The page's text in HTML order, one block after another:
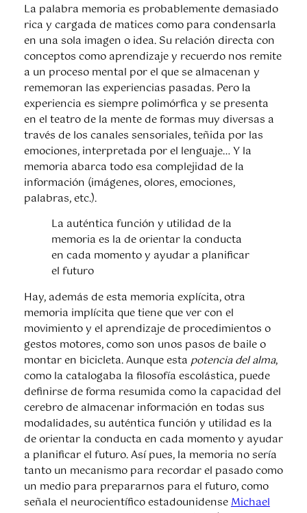
La palabra memoria es probablemente demasiado
rica y cargada de matices como para condensarla
en una sola imagen o idea. Su relación directa con
conceptos como aprendizaje y recuerdo nos remite
a un proceso mental por el que se almacenan y
rememoran las experiencias pasadas. Pero la
experiencia es siempre polimórfica y se presenta
en el teatro de la mente de formas muy diversas a
través de los canales sensoriales, teñida por las
emociones, interpretada por el lenguaje… Y la
memoria abarca todo esa complejidad de la
información (imágenes, olores, emociones,
palabras, etc.).
La auténtica función y utilidad de la
memoria es la de orientar la conducta
en cada momento y ayudar a planificar
el futuro
Hay, además de esta memoria explícita, otra
memoria implícita que tiene que ver con el
movimiento y el aprendizaje de procedimientos o
gestos motores, como son unos pasos de baile o
montar en bicicleta. Aunque esta potencia del alma,
como la catalogaba la filosofía escolástica, puede
definirse de forma resumida como la capacidad del
cerebro de almacenar información en todas sus
modalidades, su auténtica función y utilidad es la
de orientar la conducta en cada momento y ayudar
a planificar el futuro. Así pues, la memoria no sería
tanto un mecanismo para recordar el pasado como
un medio para prepararnos para el futuro, como
señala el neurocientífico estadounidenseMichael